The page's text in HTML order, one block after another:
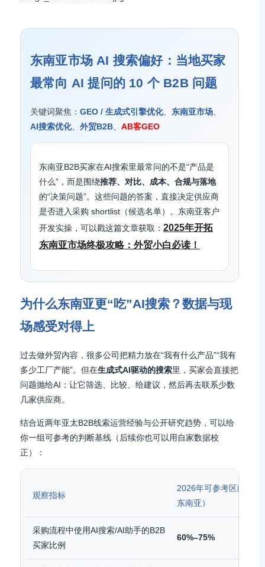
东南亚市场 AI 搜索偏好：当地买家
最常向 AI 提问的 10 个 B2B 问题
关键词聚焦： GEO / 生成式引擎优化、 东南亚市场
AI搜索优化、 外贸B2B AB客GEO
东南亚B2B买家在AI搜索里最常问的不是“产品是
什么”，而是围绕推荐、对比、成本、合规与落地
的“决策问题”。这些问题的答案，直接决定供应商
是否进入采购 shortlist （候选名单）。东南亚客户
开发实操，可以戳这篇文章获取： 2025年开拓
东南亚市场终极攻略：外贸小白必读！
为什么东南亚更“吃”AI搜索？数据与现
场感受对得上
过去做外贸内容，很多公司把精力放在“我有什么产品”“我有
多少工厂产能”。但在生成式AI驱动的搜索里，买家会直接把
问题抛给AI：让它筛选、比较、给建议，然后再去联系少数
几家供应商。
结合近两年亚太B2B线索运营经验与公开研究趋势，可以给
你一组可参考的判断基线（后续你也可以用自家数据校
正）：
观察指标
2026年可参考区间（
东南亚）
采购流程中使用AI搜索/AI助手的B2B
买家比例
60%–75%